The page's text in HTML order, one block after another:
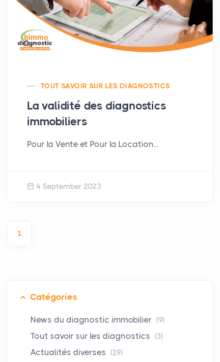
TOUT SAVOIR SUR LES DIAGNOSTICS
La validité des diagnostics
immobiliers
Pour la Vente et Pour la Location...
4 September 2023
1
Catégories
News du diagnostic immobilier (9)
Tout savoir sur les diagnostics (3)
Actualités diverses (19)